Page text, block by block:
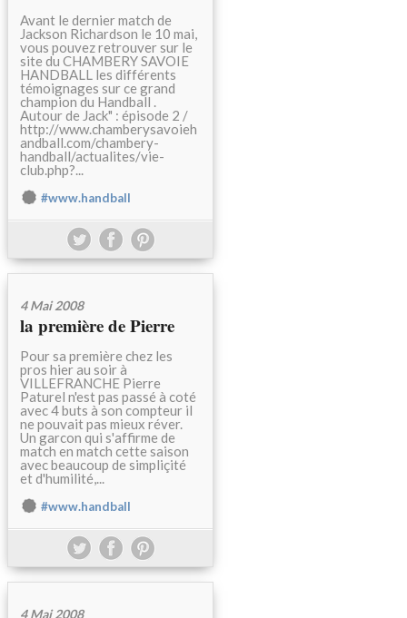
Avant le dernier match de
Jackson Richardson le 10 mai,
vous pouvez retrouver sur le
site du CHAMBERY SAVOIE
HANDBALL les différents
témoignages sur ce grand
champion du Handball .
Autour de Jack" : épisode 2 /
http://www.chamberysavoieh
andball.com/chambery-
handball/actualites/vie-
club.php?...
#www.handball
4 Mai 2008
la première de Pierre
Pour sa première chez les
pros hier au soir à
VILLEFRANCHE Pierre
Paturel n'est pas passé à coté
avec 4 buts à son compteur il
ne pouvait pas mieux réver.
Un garcon qui s'affirme de
match en match cette saison
avec beaucoup de simpliçité
et d'humilité,...
#www.handball
4 Mai 2008